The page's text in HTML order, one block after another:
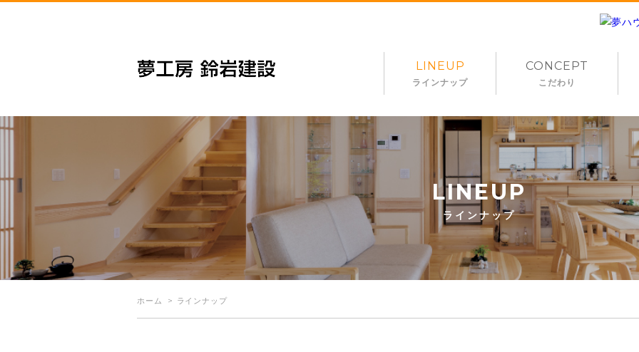
LINEUP
ラインナップ
CONCEPT
こだわり
LINEUP
ラインナップ
ホーム ラインナップ